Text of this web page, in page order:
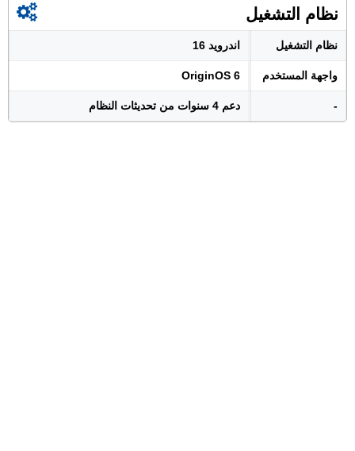
نظام التشغيل
نظام التشغيل اندرويد 16
واجهة المستخدم OriginOS 6
- دعم 4 سنوات من تحديثات النظام